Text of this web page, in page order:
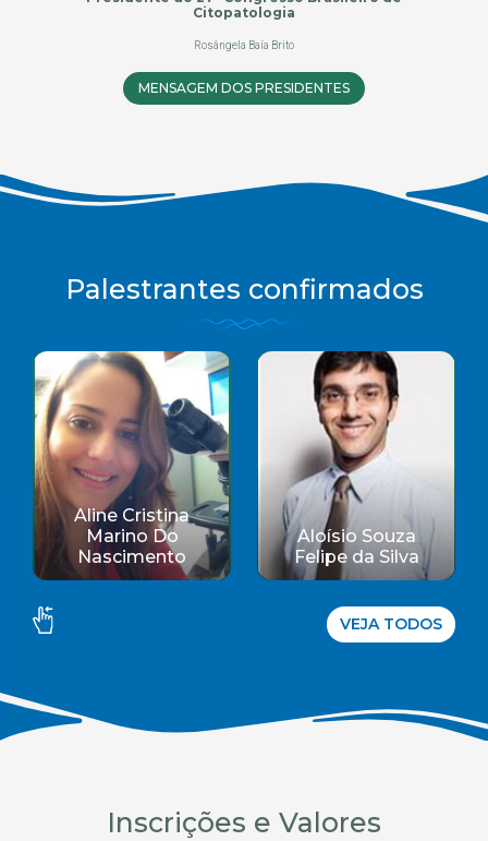
Citopatologia
Rosângela Baía Brito
MENSAGEM DOS PRESIDENTES
Palestrantes confirmados
Silva
Amanda Gomes
Carvalho
VEJA TODOS
Inscrições e Valores